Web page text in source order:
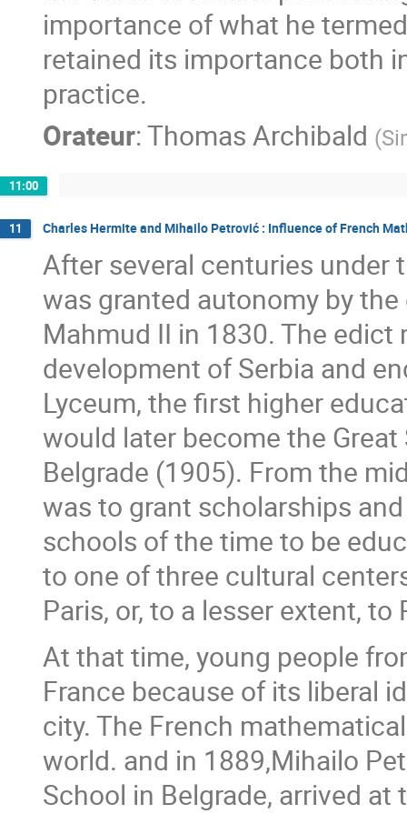
importance of what he
retained its importance both
practice.
Orateur:Thomas Archibald (
11:00
11 Charles Hermite and Mihailo Petrović : Influence of French
After several centuries under
was granted autonomy by
Mahmud II in 1830. The
development of Serbia and
Lyceum, the first higher
would later become the
Belgrade (1905). From the
was to grant scholarships
schools of the time to be
to one of three cultural
Paris, or, to a lesser extent,
At that time, young people
France because of its liberal
city. The French
world. and in 1889,Mihailo
School in Belgrade, arrived